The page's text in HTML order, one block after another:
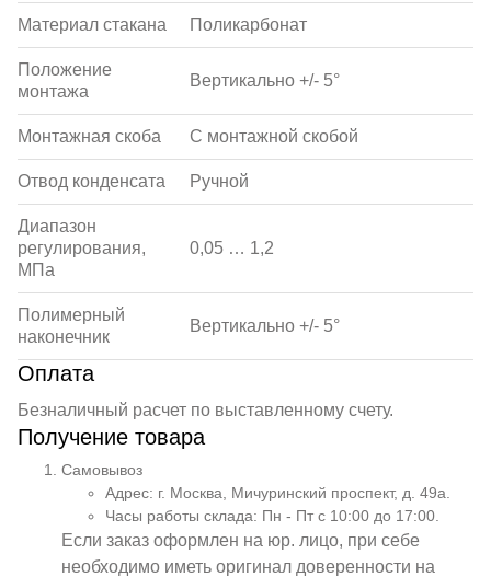
Материал стакана Поликарбонат
Положение
монтажа
Вертикально +/- 5°
Монтажная скоба С монтажной скобой
Отвод конденсата Ручной
Диапазон
регулирования,
МПа
0,05 … 1,2
Полимерный
наконечник
Вертикально +/- 5°
Оплата
Безналичный расчет по выставленному счету.
Получение товара
Самовывоз
Адрес: г. Москва, Мичуринский проспект, д. 49а.
Часы работы склада: Пн - Пт с 10:00 до 17:00.
Если заказ оформлен на юр. лицо, при себе
необходимо иметь оригинал доверенности на